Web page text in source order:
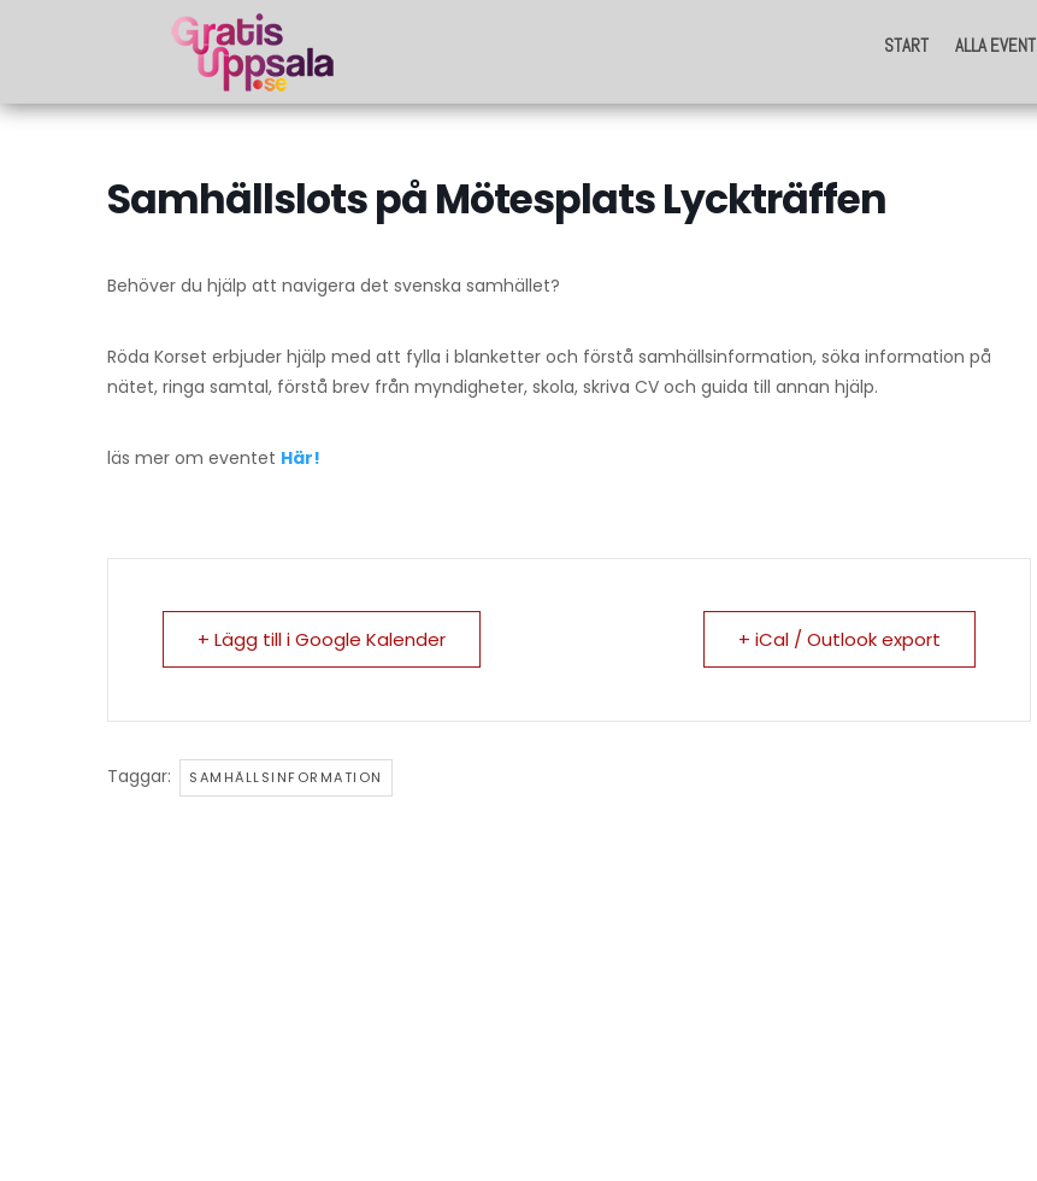
START ALLA EVENT
START ALLA EVENT
Samhällslots på Mötesplats Lyckträffen
Behöver du hjälp att navigera det svenska samhället?
Röda Korset erbjuder hjälp med att fylla i blanketter och förstå samhällsinformation, söka information på
nätet, ringa samtal, förstå brev från myndigheter, skola, skriva CV och guida till annan hjälp.
läs mer om eventet Här!
+ Lägg till i Google Kalender + iCal / Outlook export
Taggar: SAMHÄLLSINFORMATION